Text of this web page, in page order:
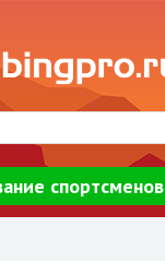
спортсменов